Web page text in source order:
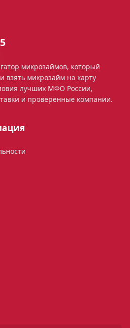
микрозаймов, который
взять микрозайм на карту
лучших МФО России,
и проверенные компании.